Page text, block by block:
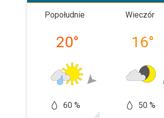
Popołudnie
20°
60 %
Wieczór
16°
50 %